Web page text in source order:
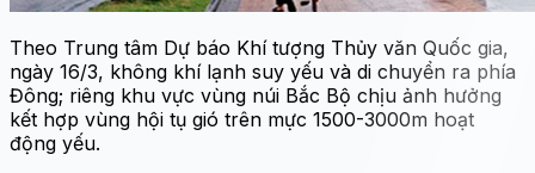
Theo Trung tâm Dự báo Khí tượng Thủy văn Quốc gia,
ngày 16/3, không khí lạnh suy yếu và di chuyển ra phía
Đông; riêng khu vực vùng núi Bắc Bộ chịu ảnh hưởng
kết hợp vùng hội tụ gió trên mực 1500-3000m hoạt
động yếu.